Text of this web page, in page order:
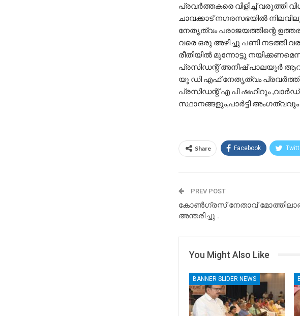
പ്രവർത്തകരെ വിളിച്ച് വരുത്തി
ചാവക്കാട് നഗരസഭയിൽ
നേതൃത്വം പരാജയത്തിന്റെ
വരെ ഒരു അഴിച്ചു പണി നടത്തി
രീതിയിൽ മുന്നോട്ടു
പ്രസിഡന്റ്‌ അനീഷ്‌ പാലയൂർ
യു ഡി എഫ് നേതൃത്വം
പ്രസിഡന്റ് എ പി ഷഹീറും
സ്ഥാനങ്ങളും,പാർട്ടി അംഗത്വവും
Share Facebook
PREV POST
കോൺഗ്രസ് നേതാവ്
അന്തരിച്ചു .
You Might Also Like
BANNER SLIDER NEWS